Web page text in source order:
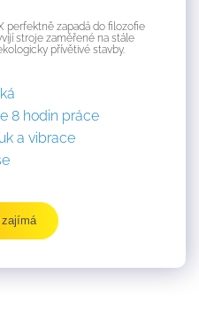
perfektně zapadá do filozofie
stroje zaměřené na stále
přívětivé stavby.
8 hodin práce
a vibrace